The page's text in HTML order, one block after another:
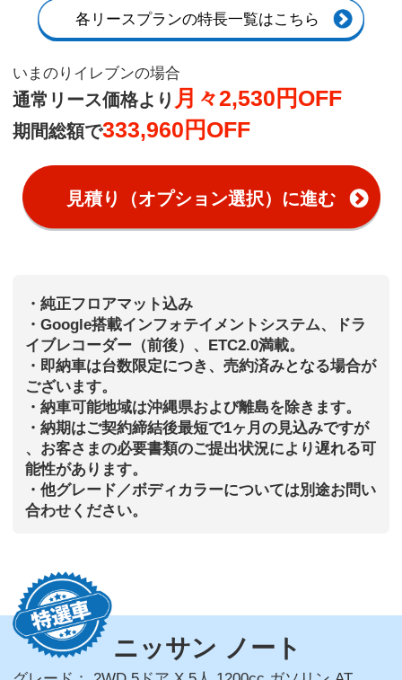
各リースプランの特長一覧はこちら
いまのりイレブンの場合
通常リース価格より 月々2,530円OFF
期間総額で333,960円OFF
見積り（オプション選択）に進む
・純正フロアマット込み
・Google搭載インフォテイメントシステム、ドラ
イブレコーダー（前後）、ETC2.0満載。
・即納車は台数限定につき、売約済みとなる場合が
ございます。
・納車可能地域は沖縄県および離島を除きます。
・納期はご契約締結後最短で1ヶ月の見込みですが
、お客さまの必要書類のご提出状況により遅れる可
能性があります。
・他グレード／ボディカラーについては別途お問い
合わせください。
ニッサン ノート